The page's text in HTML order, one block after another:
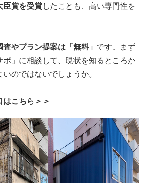
臣賞を受賞したことも、高い専門性を
やプラン提案は「無料」 です。まず
ポ」に相談して、現状を知るところか
のではないでしょうか。
はこちら＞＞